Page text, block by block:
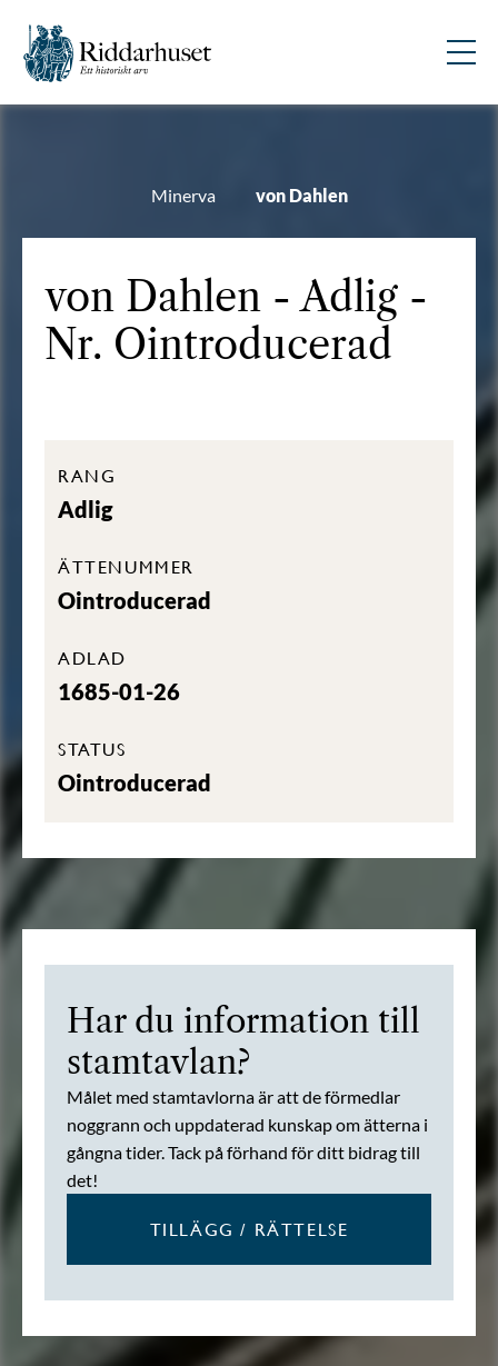
Minerva von Dahlen
von Dahlen - Adlig -
Nr. Ointroducerad
RANG
Adlig
ÄTTENUMMER
Ointroducerad
ADLAD
1685-01-26
STATUS
Ointroducerad
Har du information till
stamtavlan?
Målet med stamtavlorna är att de förmedlar
noggrann och uppdaterad kunskap om ätterna i
gångna tider. Tack på förhand för ditt bidrag till
det!
TILLÄGG / RÄTTELSE